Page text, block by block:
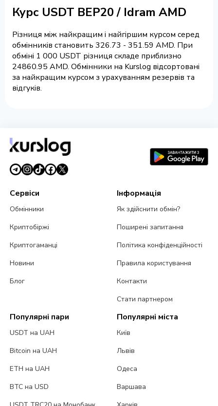
Курс USDT BEP20 / Idram AMD
Різниця між найкращим і найгіршим курсом серед
обмінників становить 326.73 - 351.59 AMD. При
обміні 1 000 USDT різниця складе приблизно
24860.95 AMD. Обмінники на Kurslog відсортовані
за найкращим курсом з урахуванням резервів та
відгуків.
Сервіси
Обмінники
Криптобіржі
Криптогаманці
Новини
Блог
Інформація
Як здійснити обмін?
Поширені запитання
Політика конфіденційності
Правила користування
Контакти
Стати партнером
Популярні пари
USDT на UAH
Bitcoin на UAH
ETH на UAH
BTC на USD
Популярні міста
Київ
Львів
Одеса
Варшава